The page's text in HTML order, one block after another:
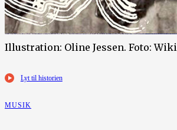
Illustration: Oline Jessen. Foto:
Lyt til historien
MUSIK